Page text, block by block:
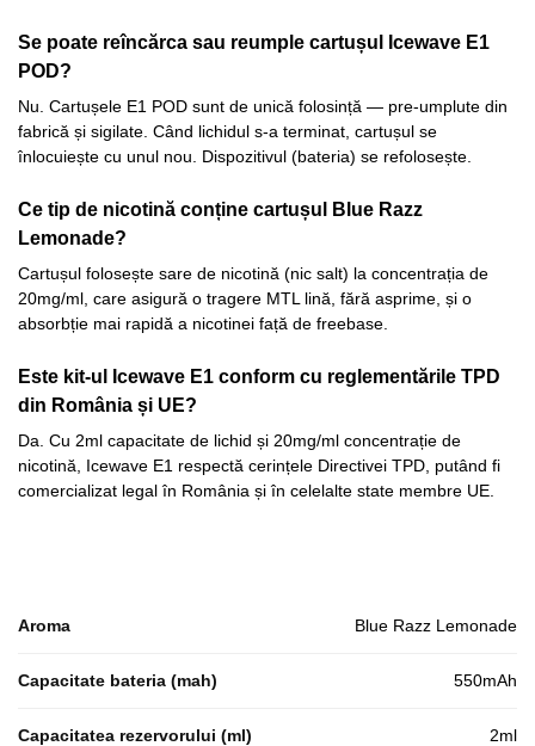
Se poate reîncărca sau reumple cartușul Icewave E1
POD?
Nu. Cartușele E1 POD sunt de unică folosință — pre-umplute din
fabrică și sigilate. Când lichidul s-a terminat, cartușul se
înlocuiește cu unul nou. Dispozitivul (bateria) se refolosește.
Ce tip de nicotină conține cartușul Blue Razz
Lemonade?
Cartușul folosește sare de nicotină (nic salt) la concentrația de
20mg/ml, care asigură o tragere MTL lină, fără asprime, și o
absorbție mai rapidă a nicotinei față de freebase.
Este kit-ul Icewave E1 conform cu reglementările TPD
din România și UE?
Da. Cu 2ml capacitate de lichid și 20mg/ml concentrație de
nicotină, Icewave E1 respectă cerințele Directivei TPD, putând fi
comercializat legal în România și în celelalte state membre UE.
Aroma Blue Razz Lemonade
Capacitate bateria (mah) 550mAh
Capacitatea rezervorului (ml) 2ml